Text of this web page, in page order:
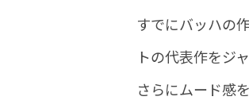
すでにバッハの
トの代表作をジ
さらにムード感